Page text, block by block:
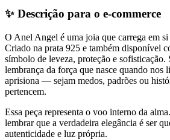
✨ Descrição para o e-commerce
O Anel Angel é uma joia que carrega em si
Criado na prata 925 e também disponível
símbolo de leveza, proteção e sofisticação.
lembrança da força que nasce quando nos
aprisiona — sejam medos, padrões ou
pertencem.
Essa peça representa o voo interno da
lembrar que a verdadeira elegância é ser
autenticidade e luz própria.